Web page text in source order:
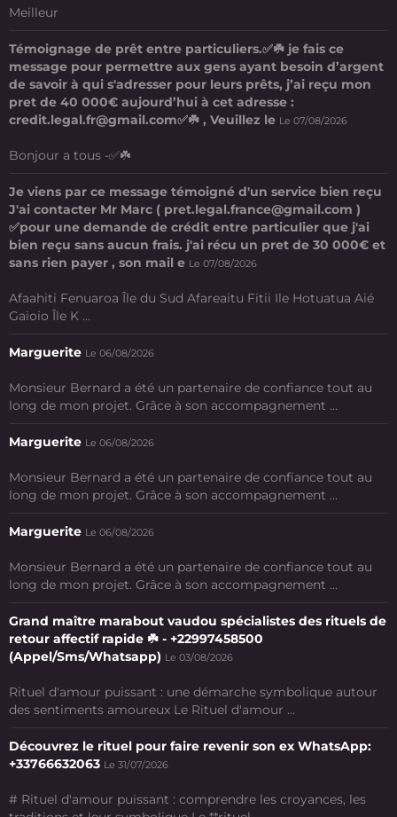
Meilleur
Témoignage de prêt entre particuliers.✅☘️ je fais ce
message pour permettre aux gens ayant besoin d’argent
de savoir à qui s'adresser pour leurs prêts, j’ai reçu mon
pret de 40 000€ aujourd’hui à cet adresse :
credit.legal.fr@gmail.com✅☘️ , Veuillez le Le 07/08/2026
Bonjour a tous -✅☘️
Je viens par ce message témoigné d'un service bien reçu
J'ai contacter Mr Marc ( pret.legal.france@gmail.com )
✅pour une demande de crédit entre particulier que j'ai
bien reçu sans aucun frais. j'ai récu un pret de 30 000€ et
sans rien payer , son mail e Le 07/08/2026
Afaahiti Fenuaroa Île du Sud Afareaitu Fitii Ile Hotuatua Aié
Gaioio Île K ...
Marguerite Le 06/08/2026
Monsieur Bernard a été un partenaire de confiance tout au
long de mon projet. Grâce à son accompagnement ...
Marguerite Le 06/08/2026
Monsieur Bernard a été un partenaire de confiance tout au
long de mon projet. Grâce à son accompagnement ...
Marguerite Le 06/08/2026
Monsieur Bernard a été un partenaire de confiance tout au
long de mon projet. Grâce à son accompagnement ...
Grand maître marabout vaudou spécialistes des rituels de
retour affectif rapide ☘️ - +22997458500
(Appel/Sms/Whatsapp) Le 03/08/2026
Rituel d'amour puissant : une démarche symbolique autour
des sentiments amoureux Le Rituel d'amour ...
Découvrez le rituel pour faire revenir son ex WhatsApp:
+33766632063 Le 31/07/2026
# Rituel d'amour puissant : comprendre les croyances, les